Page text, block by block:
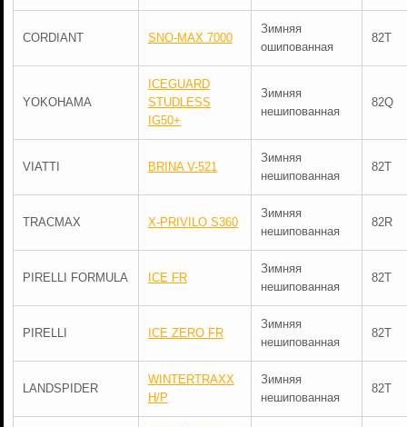
CORDIANT SNO-MAX 7000
Зимняя
ошипованная
82T
YOKOHAMA
ICEGUARD
STUDLESS
IG50+
Зимняя
нешипованная
82Q
VIATTI BRINA V-521
Зимняя
нешипованная
82T
TRACMAX X-PRIVILO S360
Зимняя
нешипованная
82R
PIRELLI FORMULA ICE FR
Зимняя
нешипованная
82T
PIRELLI ICE ZERO FR
Зимняя
нешипованная
82T
LANDSPIDER
WINTERTRAXX
H/P
Зимняя
нешипованная
82T